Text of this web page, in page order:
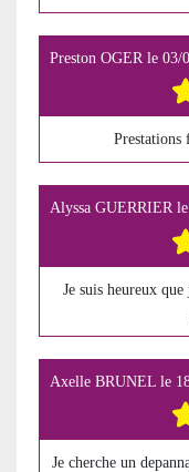
Preston OGERle 03/
Prestations
Alyssa GUERRIERle
Je suis heureux
Axelle BRUNEL le
Je cherche un